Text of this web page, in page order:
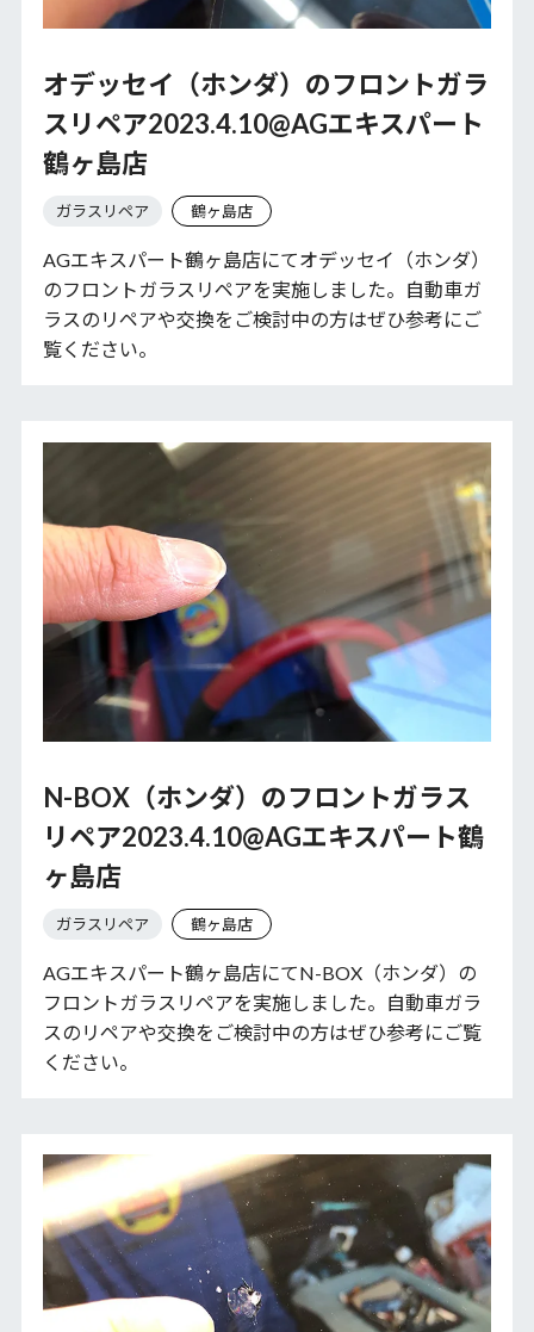
オデッセイ（ホンダ）のフロントガラ
スリペア2023.4.10@AGエキスパート
鶴ヶ島店
ガラスリペア 鶴ヶ島店
AGエキスパート鶴ヶ島店にてオデッセイ（ホンダ）
のフロントガラスリペアを実施しました。自動車ガ
ラスのリペアや交換をご検討中の方はぜひ参考にご
覧ください。
N-BOX（ホンダ）のフロントガラス
リペア2023.4.10@AGエキスパート鶴
ヶ島店
ガラスリペア 鶴ヶ島店
AGエキスパート鶴ヶ島店にてN-BOX（ホンダ）の
フロントガラスリペアを実施しました。自動車ガラ
スのリペアや交換をご検討中の方はぜひ参考にご覧
ください。